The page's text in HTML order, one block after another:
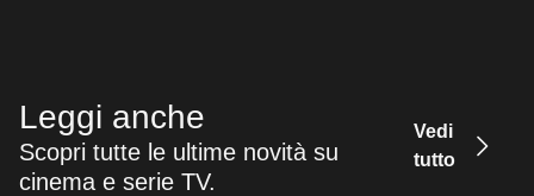
Leggi anche
Scopri tutte le ultime novità su
cinema e serie TV.
Vedi
tutto